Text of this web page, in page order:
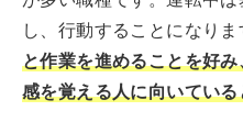
し、行動することになりま
と作業を進めることを好
感を覚える人に向いている